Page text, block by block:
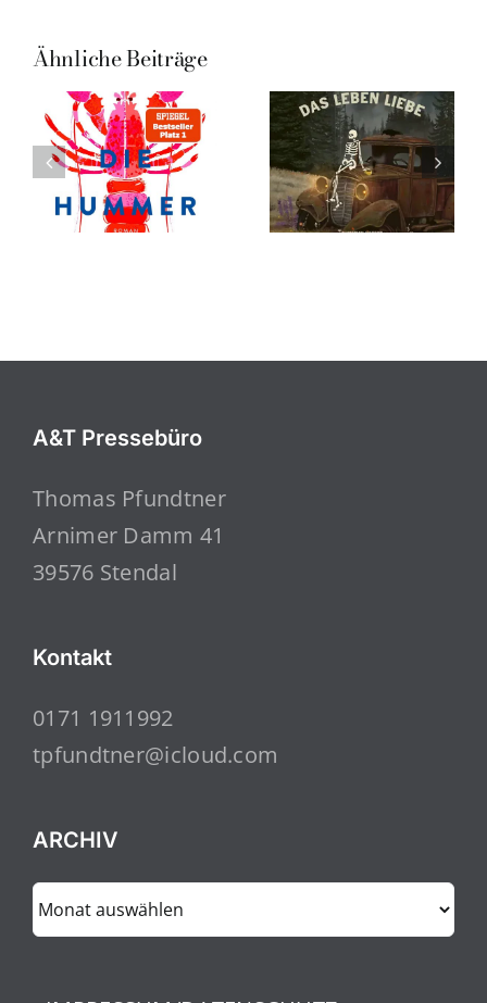
Ähnliche Beiträge
A&T Pressebüro
Thomas Pfundtner
Arnimer Damm 41
39576 Stendal
Kontakt
0171 1911992
tpfundtner@icloud.com
ARCHIV
ARCHIV